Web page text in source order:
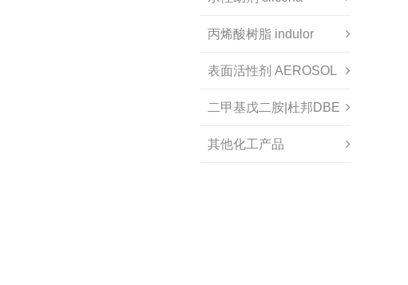
丙烯酸树脂 indulor
表面活性剂 AEROSOL
二甲基戊二胺|杜邦DBE
其他化工产品